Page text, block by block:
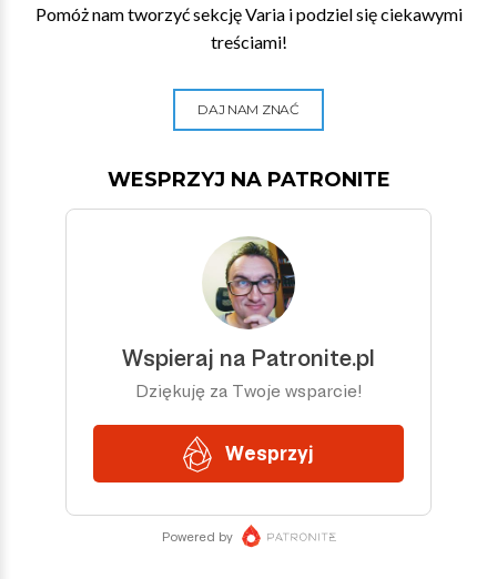
Pomóż nam tworzyć sekcję Varia i podziel się ciekawymi
treściami!
DAJ NAM ZNAĆ
WESPRZYJ NA PATRONITE